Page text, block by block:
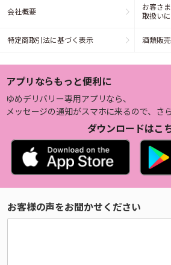
会社概要
お客さ
取扱い
特定商取引法に基づく表示 酒類販
アプリならもっと便利に
ゆめデリバリー専用アプリなら、
メッセージの通知がスマホに来るので、さら
ダウンロードはこ
お客様の声をお聞かせください